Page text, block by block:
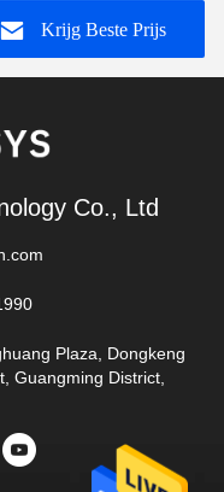
Krijg Beste Prijs
Co., Ltd
Plaza, Dongkeng
Guangming District,